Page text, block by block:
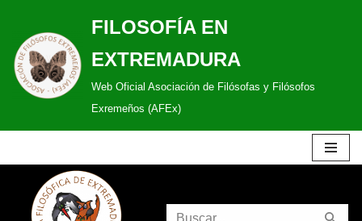
Saltar
al
contenido
FILOSOFÍA EN
EXTREMADURA
Web Oficial Asociación de Filósofas y Filósofos
Exremeños (AFEx)